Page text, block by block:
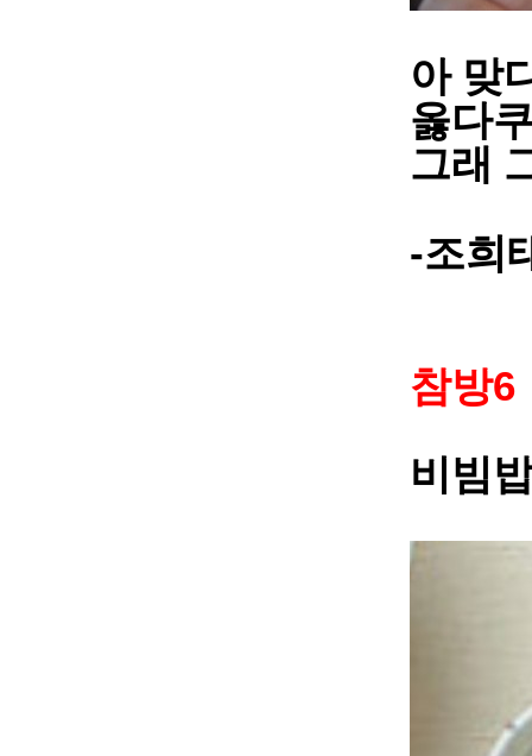
아 맞
옳다
그래
-조희
참방6
비빔